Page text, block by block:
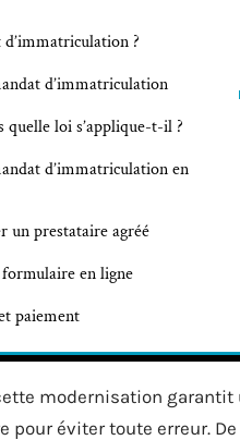
d’immatriculation ?
d’immatriculation
loi s’applique-t-il ?
d’immatriculation en
un prestataire agréé
en ligne
paiement
modernisation
pour éviter toute erreur.